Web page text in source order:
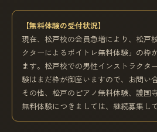
【無料体験の受付状況】
現在、松戸校の会員急増により、松戸
クターによるボイトレ無料体験」の枠
ます。松戸校での男性インストラクタ
験はまだ枠が御座いますので、お問い
その他、松戸のピアノ無料体験、護国
無料体験につきましては、継続募集し